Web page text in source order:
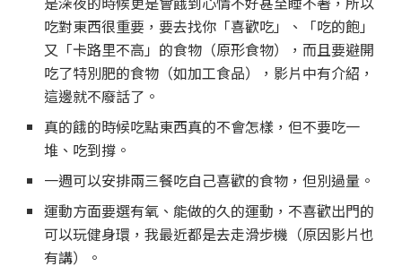
吃對東西很重要，要去找你「喜歡吃」、「吃的飽」
又「卡路里不高」的食物（原形食物），而且要避開
吃了特別肥的食物（如加工食品），影片中有介紹，
這邊就不廢話了。
真的餓的時候吃點東西真的不會怎樣，但不要吃一
堆、吃到撐。
一週可以安排兩三餐吃自己喜歡的食物，但別過量。
運動方面要選有氧、能做的久的運動，不喜歡出門的
可以玩健身環，我最近都是去走滑步機（原因影片也
有講）。